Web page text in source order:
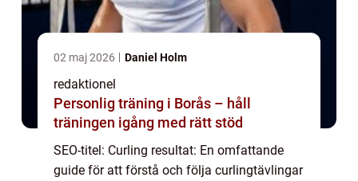
02 maj 2026 Daniel Holm
redaktionel
Personlig träning i Borås – håll
träningen igång med rätt stöd
SEO-titel: Curling resultat: En omfattande
guide för att förstå och följa curlingtävlingar